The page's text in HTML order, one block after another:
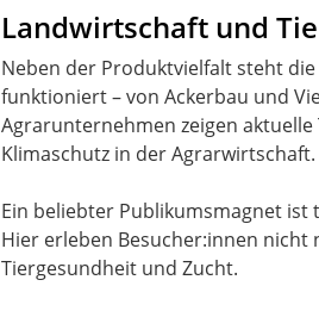
Landwirtschaft und
Neben der Produktvielfalt steht
funktioniert – von Ackerbau und
Agrarunternehmen zeigen
Klimaschutz in der Agrarwirtschaft.
Ein beliebter Publikumsmagnet ist
Hier erleben Besucher:innen